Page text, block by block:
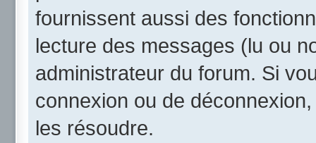
fournissent aussi des
lecture des messages (lu ou
administrateur du forum. Si
connexion ou de
les résoudre.